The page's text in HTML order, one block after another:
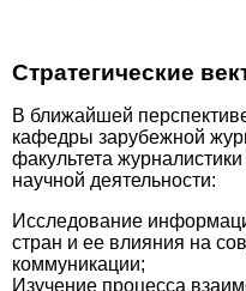
Стратегические
В ближайшей
кафедры зарубежной
факультета
научной деятельности:
Исследование
стран и ее влияния на
коммуникации;
Изучение процесса